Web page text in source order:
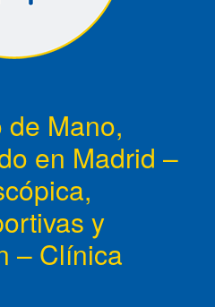
de Mano,
en Madrid –
y
– Clínica